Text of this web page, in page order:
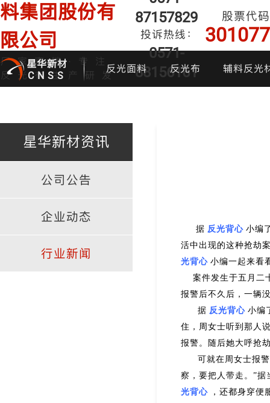
料集团股份有
限公司
厂家直销·专注
反光布生产研发
87157829
投诉热线：
0571-
88156161
股票代码
301077
星华新材
CNSS
反光面料
渐变反光面料
反光布 辅料反光
彩色反光布
星华新材资讯
公司公告
企业动态
行业新闻
据 反光背心 小编
活中出现的这种抢劫
光背心 小编一起来看
案件发生于五月二
报警后不久后，一辆
据 反光背心 小编
住，周女士听到那人
报警。 随后她大呼抢
可就在周女士报
察，要把人带走。 ”据
光背心
，还都身穿便